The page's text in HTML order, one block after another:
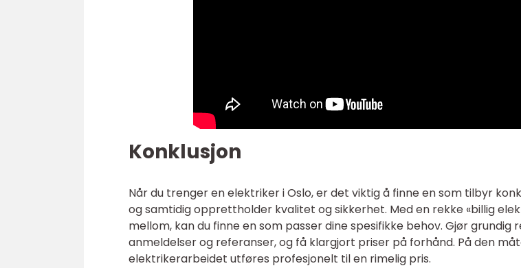
Konklusjon
Når du trenger en elektriker i Oslo, er det viktig å finne en som tilbyr
og samtidig opprettholder kvalitet og sikkerhet. Med en rekke «billig
mellom, kan du finne en som passer dine spesifikke behov. Gjør grundig
anmeldelser og referanser, og få klargjort priser på forhånd. På den
elektrikerarbeidet utføres profesjonelt til en rimelig pris.